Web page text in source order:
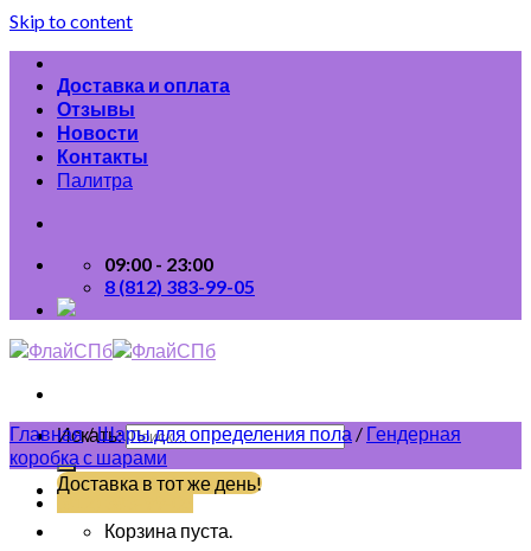
Skip to content
Доставка и оплата
Отзывы
Новости
Контакты
Палитра
09:00 - 23:00
8 (812) 383-99-05
Искать:
(812) 383-99-05
Доставка в тот же день!
Корзина пуста.
Главная/Шары для определения пола / Гендерная
коробка с шарами